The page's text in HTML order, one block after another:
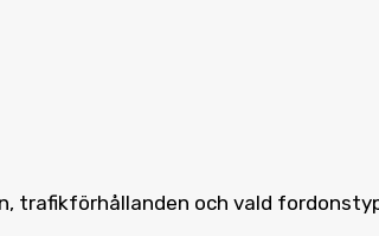
trafikförhållanden och vald